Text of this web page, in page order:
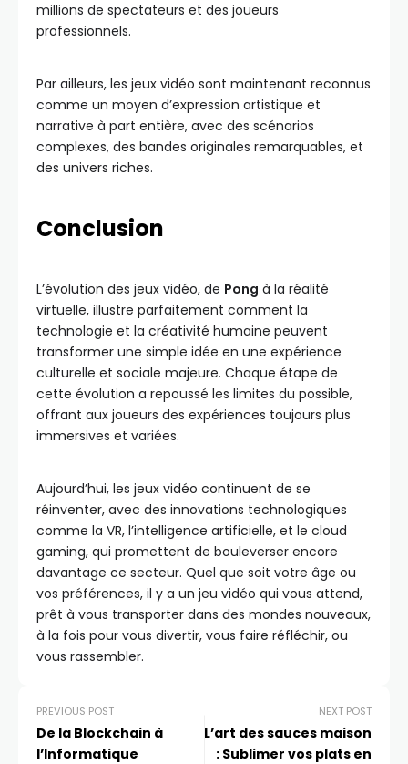
millions de spectateurs et des joueurs
professionnels.
Par ailleurs, les jeux vidéo sont maintenant reconnus
comme un moyen d’expression artistique et
narrative à part entière, avec des scénarios
complexes, des bandes originales remarquables, et
des univers riches.
Conclusion
L’évolution des jeux vidéo, de Pong à la réalité
virtuelle, illustre parfaitement comment la
technologie et la créativité humaine peuvent
transformer une simple idée en une expérience
culturelle et sociale majeure. Chaque étape de
cette évolution a repoussé les limites du possible,
offrant aux joueurs des expériences toujours plus
immersives et variées.
Aujourd’hui, les jeux vidéo continuent de se
réinventer, avec des innovations technologiques
comme la VR, l’intelligence artificielle, et le cloud
gaming, qui promettent de bouleverser encore
davantage ce secteur. Quel que soit votre âge ou
vos préférences, il y a un jeu vidéo qui vous attend,
prêt à vous transporter dans des mondes nouveaux,
à la fois pour vous divertir, vous faire réfléchir, ou
vous rassembler.
PREVIOUS POST
De la Blockchain à
l’Informatique
NEXT POST
L’art des sauces maison
: Sublimer vos plats en